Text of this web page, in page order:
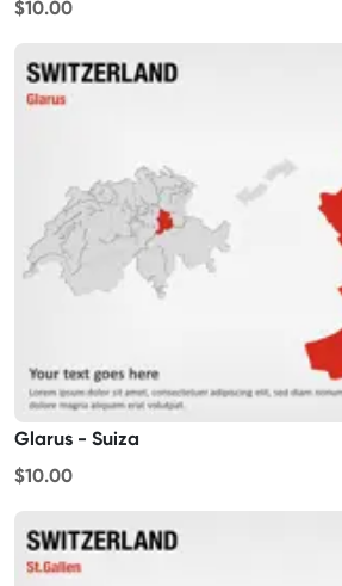
$10.00
Glarus - Suiza
$10.00